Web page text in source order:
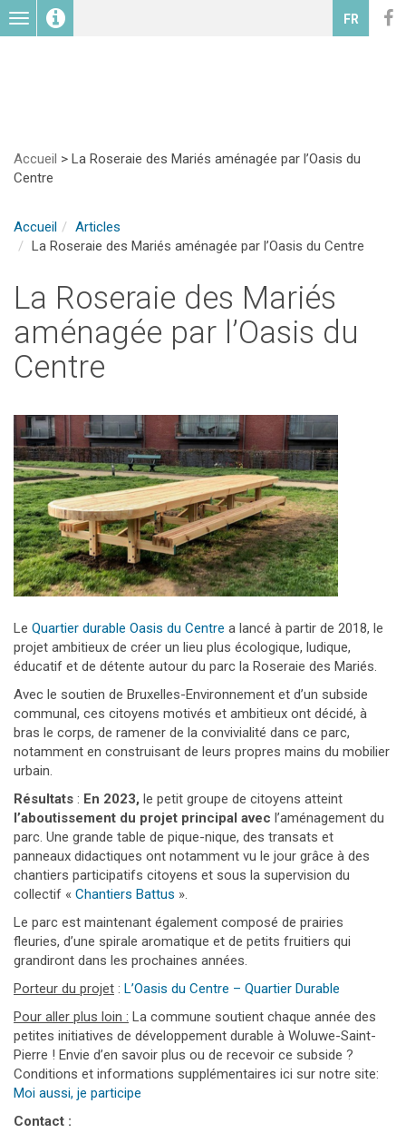
Toggle
navigation
FR
Accueil > La Roseraie des Mariés aménagée par l’Oasis du
Centre
Accueil
Articles
La Roseraie des Mariés aménagée par l’Oasis du Centre
La Roseraie des Mariés
aménagée par l’Oasis du
Centre
Le Quartier durable Oasis du Centre a lancé à partir de 2018, le
projet ambitieux de créer un lieu plus écologique, ludique,
éducatif et de détente autour du parc la Roseraie des Mariés.
Avec le soutien de Bruxelles-Environnement et d’un subside
communal, ces citoyens motivés et ambitieux ont décidé, à
bras le corps, de ramener de la convivialité dans ce parc,
notamment en construisant de leurs propres mains du mobilier
urbain.
Résultats : En 2023, le petit groupe de citoyens atteint
l’aboutissement du projet principal avec l’aménagement du
parc. Une grande table de pique-nique, des transats et
panneaux didactiques ont notamment vu le jour grâce à des
chantiers participatifs citoyens et sous la supervision du
collectif « Chantiers Battus ».
Le parc est maintenant également composé de prairies
fleuries, d’une spirale aromatique et de petits fruitiers qui
grandiront dans les prochaines années.
Porteur du projet : L’Oasis du Centre – Quartier Durable
Pour aller plus loin : La commune soutient chaque année des
petites initiatives de développement durable à Woluwe-Saint-
Pierre ! Envie d’en savoir plus ou de recevoir ce subside ?
Conditions et informations supplémentaires ici sur notre site:
Moi aussi, je participe
Contact :